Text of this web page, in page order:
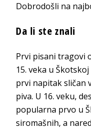
Dobrodošli na
Da li ste znali
Prvi pisani tragovi
15. veka u
prvi napitak sličan
piva. U 16. veku,
popularna prvo u
siromašnih, a